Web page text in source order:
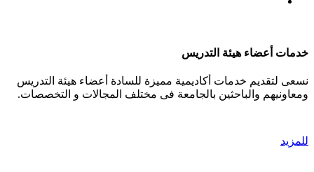
خدمات أعضاء هيئة التدريس
نسعى لتقديم خدمات أكاديمية مميزة للسادة أعضاء هيئة التدريس
ومعاونيهم والباحثين بالجامعة فى مختلف المجالات و التخصصات.
للمزيد